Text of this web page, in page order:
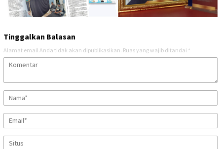
Tinggalkan Balasan
Alamat email Anda tidak akan dipublikasikan. Ruas yang wajib ditandai *